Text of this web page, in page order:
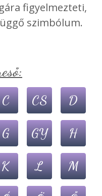
figyelmezteti,
szimbólum.
C CS D
G GY H
K L M